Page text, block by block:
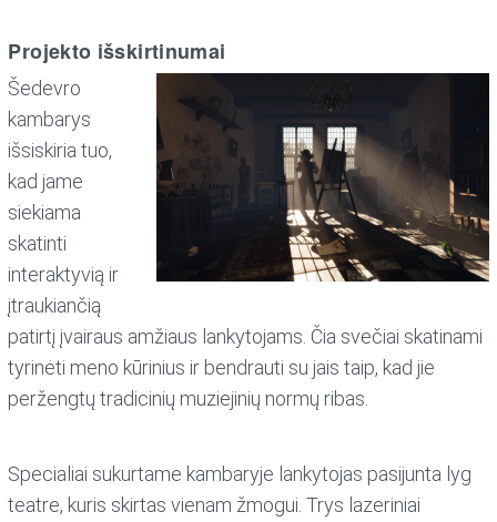
Projekto išskirtinumai
Šedevro
kambarys
išsiskiria tuo,
kad jame
siekiama
skatinti
interaktyvią ir
įtraukiančią
patirtį įvairaus amžiaus lankytojams. Čia svečiai skatinami
tyrinėti meno kūrinius ir bendrauti su jais taip, kad jie
peržengtų tradicinių muziejinių normų ribas.
Specialiai sukurtame kambaryje lankytojas pasijunta lyg
teatre, kuris skirtas vienam žmogui. Trys lazeriniai